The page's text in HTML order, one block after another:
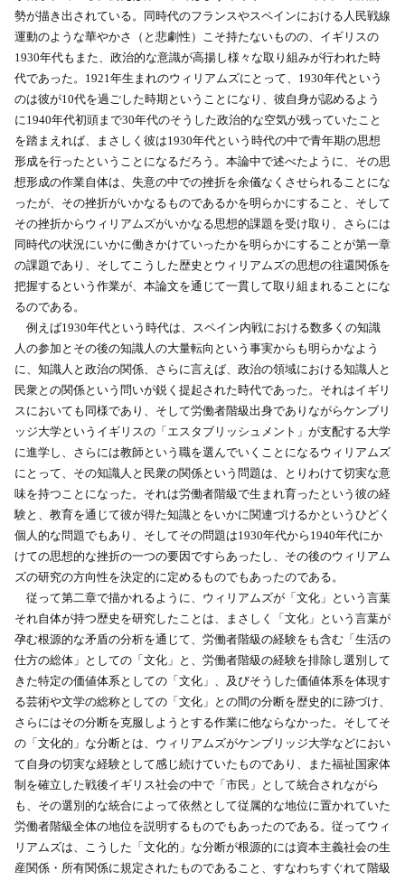
勢が描き出されている。同時代のフランスやスペインにおける人民戦線
運動のような華やかさ（と悲劇性）こそ持たないものの、イギリスの
1930年代もまた、政治的な意識が高揚し様々な取り組みが行われた時
代であった。1921年生まれのウィリアムズにとって、1930年代という
のは彼が10代を過ごした時期ということになり、彼自身が認めるよう
に1940年代初頭まで30年代のそうした政治的な空気が残っていたこと
を踏まえれば、まさしく彼は1930年代という時代の中で青年期の思想
形成を行ったということになるだろう。本論中で述べたように、その思
想形成の作業自体は、失意の中での挫折を余儀なくさせられることにな
ったが、その挫折がいかなるものであるかを明らかにすること、そして
その挫折からウィリアムズがいかなる思想的課題を受け取り、さらには
同時代の状況にいかに働きかけていったかを明らかにすることが第一章
の課題であり、そしてこうした歴史とウィリアムズの思想の往還関係を
把握するという作業が、本論文を通じて一貫して取り組まれることにな
るのである。
例えば1930年代という時代は、スペイン内戦における数多くの知識
人の参加とその後の知識人の大量転向という事実からも明らかなよう
に、知識人と政治の関係、さらに言えば、政治の領域における知識人と
民衆との関係という問いが鋭く提起された時代であった。それはイギリ
スにおいても同様であり、そして労働者階級出身でありながらケンブリ
ッジ大学というイギリスの「エスタブリッシュメント」が支配する大学
に進学し、さらには教師という職を選んでいくことになるウィリアムズ
にとって、その知識人と民衆の関係という問題は、とりわけて切実な意
味を持つことになった。それは労働者階級で生まれ育ったという彼の経
験と、教育を通じて彼が得た知識とをいかに関連づけるかというひどく
個人的な問題でもあり、そしてその問題は1930年代から1940年代にか
けての思想的な挫折の一つの要因ですらあったし、その後のウィリアム
ズの研究の方向性を決定的に定めるものでもあったのである。
従って第二章で描かれるように、ウィリアムズが「文化」という言葉
それ自体が持つ歴史を研究したことは、まさしく「文化」という言葉が
孕む根源的な矛盾の分析を通じて、労働者階級の経験をも含む「生活の
仕方の総体」としての「文化」と、労働者階級の経験を排除し選別して
きた特定の価値体系としての「文化」、及びそうした価値体系を体現す
る芸術や文学の総称としての「文化」との間の分断を歴史的に跡づけ、
さらにはその分断を克服しようとする作業に他ならなかった。そしてそ
の「文化的」な分断とは、ウィリアムズがケンブリッジ大学などにおい
て自身の切実な経験として感じ続けていたものであり、また福祉国家体
制を確立した戦後イギリス社会の中で「市民」として統合されながら
も、その選別的な統合によって依然として従属的な地位に置かれていた
労働者階級全体の地位を説明するものでもあったのである。従ってウィ
リアムズは、こうした「文化的」な分断が根源的には資本主義社会の生
産関係・所有関係に規定されたものであること、すなわちすぐれて階級